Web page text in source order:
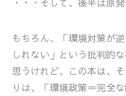
もちろん、「環境対策が
しれない」という批判的
思うけれど、この本は、
りは、「環境政策＝完全